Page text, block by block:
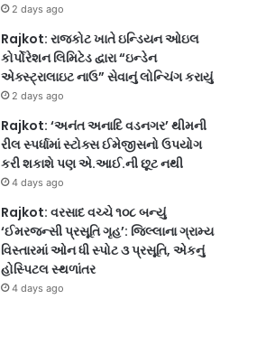
2 days ago
Rajkot: રાજકોટ ખાતે ઇન્ડિયન ઓઇલ
કોર્પોરેશન લિમિટેડ દ્વારા “ઇન્ડેન
એક્સ્ટ્રાલાઇટ નાઉ” સેવાનું લોન્ચિંગ કરાયું
2 days ago
Rajkot: ‘અનંત અનાદિ વડનગર’ થીમની
રીલ સ્પર્ધામાં સ્ટોક્સ ઈમેજીસનો ઉપયોગ
કરી શકાશે પણ એ.આઈ.ની છૂટ નથી
4 days ago
Rajkot: વરસાદ વચ્ચે ૧૦૮ બન્યું
‘ઈમરજન્સી પ્રસૂતિ ગૃહ’: જિલ્લાના ગ્રામ્ય
વિસ્તારમાં ઓન ધી સ્પોટ ૩ પ્રસૂતિ, એકનું
હોસ્પિટલ સ્થળાંતર
4 days ago